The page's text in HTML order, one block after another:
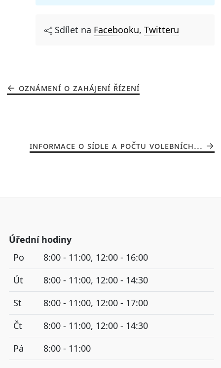
Sdílet na Facebooku, Twitteru
OZNÁMENÍ O ZAHÁJENÍ ŘÍZENÍ
INFORMACE O SÍDLE A POČTU VOLEBNÍCH...
Úřední hodiny
Po
8:00 - 11:00, 12:00 - 16:00
Út
8:00 - 11:00, 12:00 - 14:30
St
8:00 - 11:00, 12:00 - 17:00
Čt
8:00 - 11:00, 12:00 - 14:30
Pá
8:00 - 11:00